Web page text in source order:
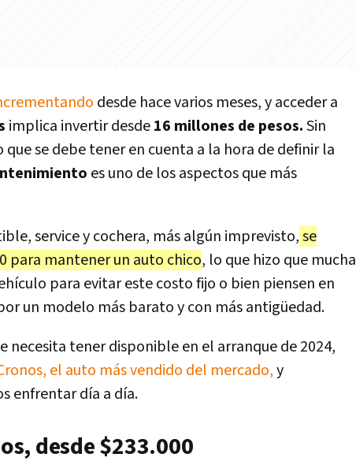
desde hace varios meses, y acceder a
implica invertir desde16 millones de pesos.Sin
se debe tener en cuenta a la hora de definir la
es uno de los aspectos que más
service y cochera, más algún imprevisto,se
para mantener un auto chico, lo que hizo que mucha
para evitar este costo fijo o bien piensen en
un modelo más barato y con más antigüedad.
necesita tener disponible en el arranque de 2024,
el auto más vendido del mercado,y
enfrentar día a día.
desde $233.000